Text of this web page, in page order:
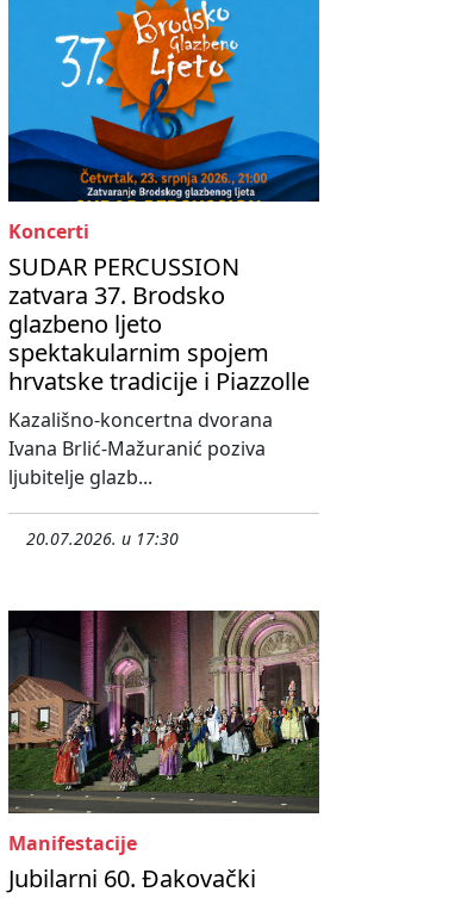
Koncerti
SUDAR PERCUSSION
zatvara 37. Brodsko
glazbeno ljeto
spektakularnim spojem
hrvatske tradicije i Piazzolle
Kazališno-koncertna dvorana
Ivana Brlić-Mažuranić poziva
ljubitelje glazb...
20.07.2026. u 17:30
Manifestacije
Jubilarni 60. Đakovački